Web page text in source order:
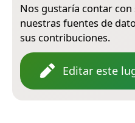
Nos gustaría contar
nuestras fuentes de
sus contribuciones.
Editar este